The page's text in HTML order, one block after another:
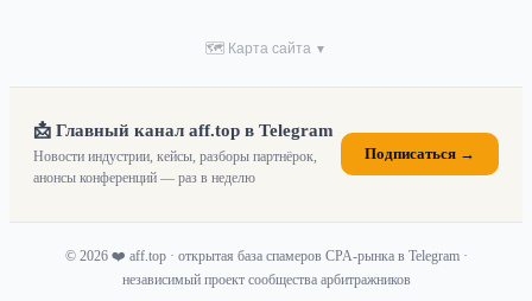
🗺 Карта сайта ▼
📩 Главный канал aff.top в Telegram
Новости индустрии, кейсы, разборы партнёрок,
анонсы конференций — раз в неделю
Подписаться →
© 2026 ❤️ aff.top · открытая база спамеров CPA-рынка в Telegram ·
независимый проект сообщества арбитражников